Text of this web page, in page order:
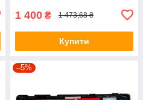
1 400 ₴ 1 473,68 ₴
Купити
–5%